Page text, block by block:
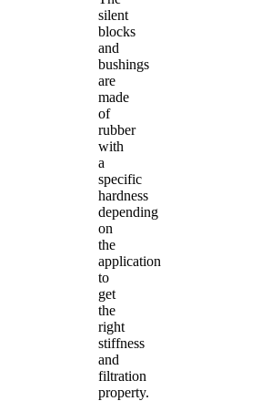
silent
blocks
and
bushings
are
made
of
rubber
with
a
specific
hardness
depending
on
the
application
to
get
the
right
stiffness
and
filtration
property.